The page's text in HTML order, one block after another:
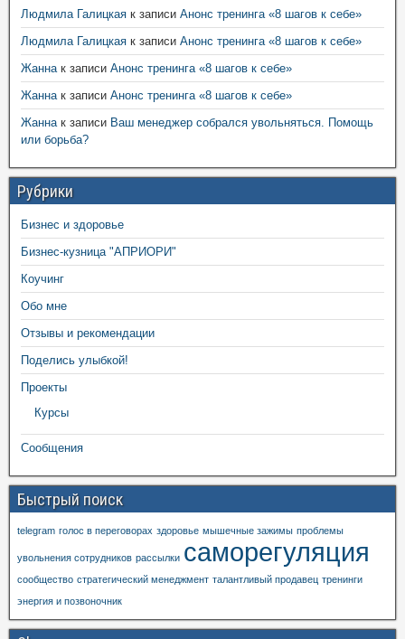
Людмила Галицкая к записи Анонс тренинга «8 шагов к себе»
Людмила Галицкая к записи Анонс тренинга «8 шагов к себе»
Жаннак записи Анонс тренинга «8 шагов к себе»
Жаннак записи Анонс тренинга «8 шагов к себе»
Жаннак записи Ваш менеджер собрался увольняться. Помощь
или борьба?
Рубрики
Бизнес и здоровье
Бизнес-кузница "АПРИОРИ"
Коучинг
Обо мне
Отзывы и рекомендации
Поделись улыбкой!
Проекты
Курсы
Сообщения
Быстрый поиск
telegram голос в переговорах здоровье мышечные зажимы проблемы
увольнения сотрудников рассылки саморегуляция
сообщество стратегический менеджмент талантливый продавец тренинги
энергия и позвоночник